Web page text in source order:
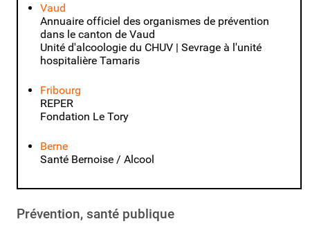
Vaud
Annuaire officiel des organismes de prévention
dans le canton de Vaud
Unité d'alcoologie du CHUV | Sevrage à l'unité
hospitalière Tamaris
Fribourg
REPER
Fondation Le Tory
Berne
Santé Bernoise / Alcool
Prévention, santé publique